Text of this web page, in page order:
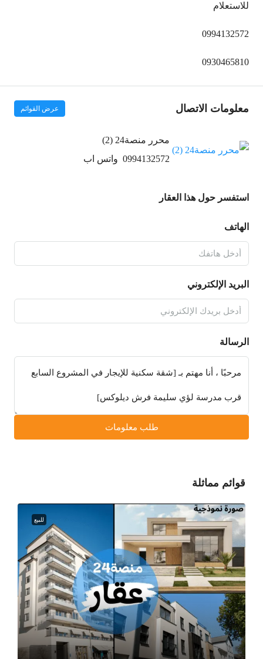
للاستعلام
0994132572
0930465810
معلومات الاتصال عرض القوائم
محرر منصة24 (2)
0994132572 واتس اب
استفسر حول هذا العقار
الهاتف
البريد الإلكتروني
الرسالة
طلب معلومات
قوائم مماثلة
للبيع